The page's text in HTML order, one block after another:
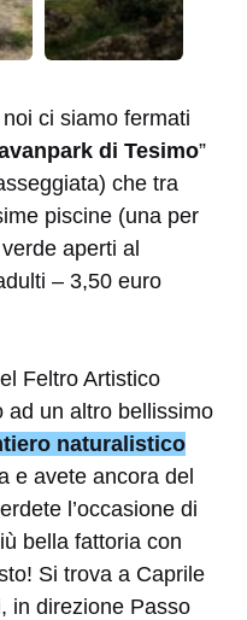
ci siamo fermati
di Tesimo”
che tra
piscine (una per
aperti al
– 3,50 euro
Feltro Artistico
ad un altro bellissimo
naturalistico
e avete ancora del
l’occasione di
bella fattoria con
Si trova a Caprile
in direzione Passo